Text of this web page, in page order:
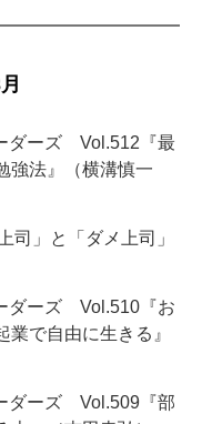
ダーズ Vol.512『最
強法』（横溝慎一
司」と「ダメ上司」
ダーズ Vol.510『お
で自由に生きる』
ダーズ Vol.509『部